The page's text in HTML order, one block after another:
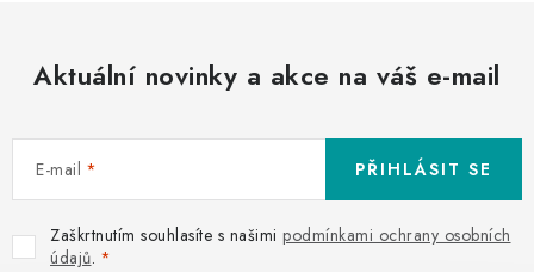
Aktuální novinky a akce na váš e-mail
E-mail
Zaškrtnutím souhlasíte s našimi podmínkami ochrany osobních
údajů.
PŘIHLÁSIT SE